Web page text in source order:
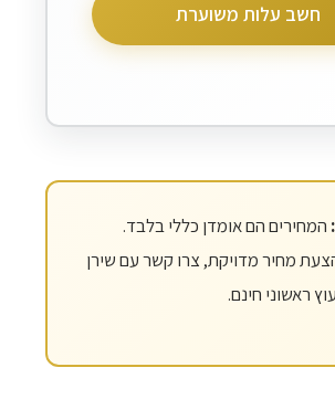
חשב עלות משוערת
המחירים הם אומדן כללי בלבד.
מחיר מדויקת, צרו קשר עם שירן
ראשוני חינם.